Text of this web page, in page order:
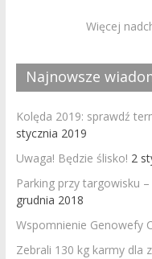
Więcej
Najnowsze
Kolęda 2019: sprawdź
stycznia 2019
Uwaga! Będzie ślisko! 2
Parking przy targowisku
grudnia 2018
Wspomnienie Genowefy
Zebrali 130 kg karmy dla